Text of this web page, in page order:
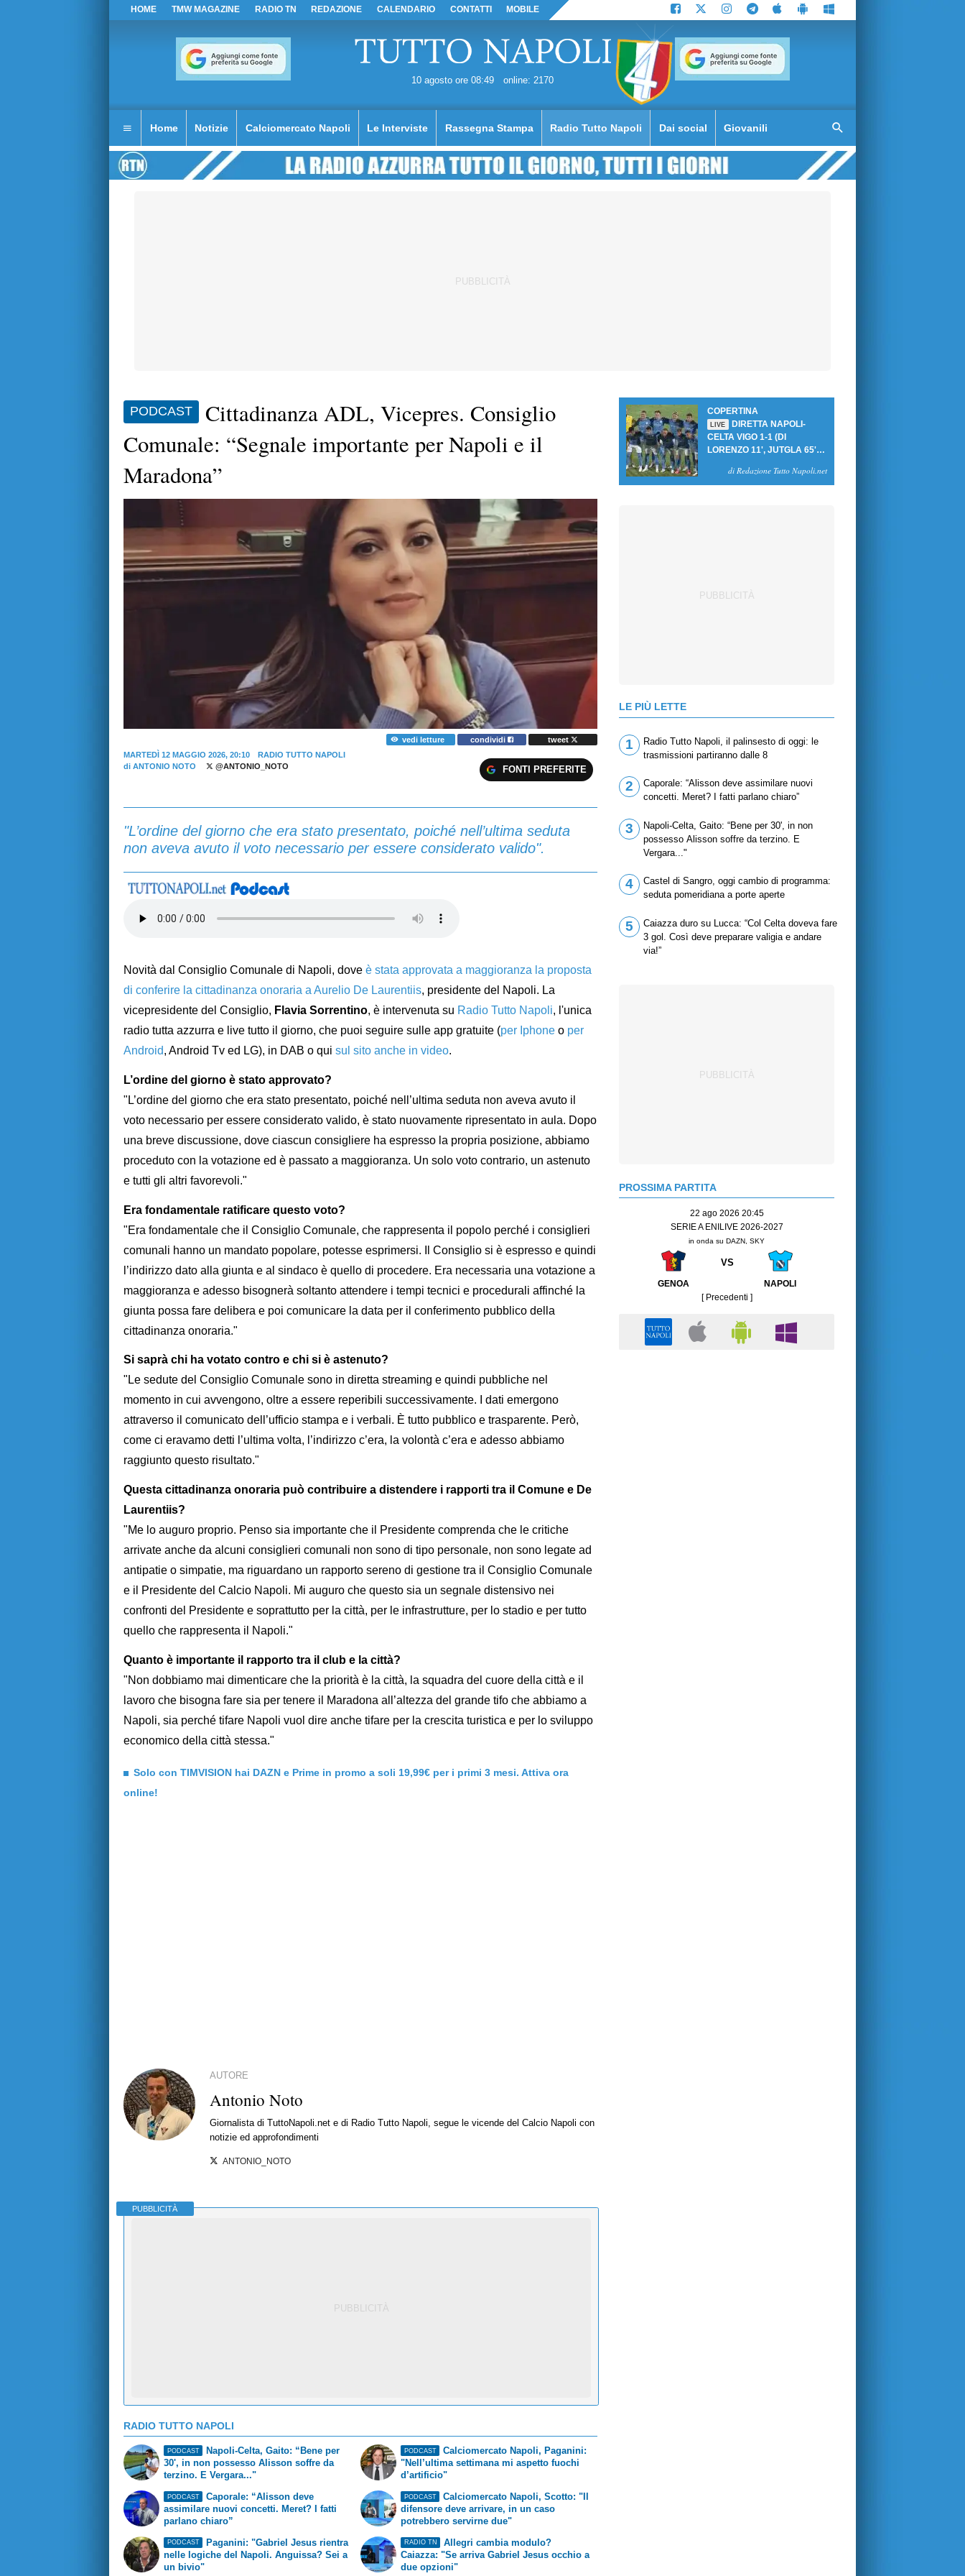
HOME TMW MAGAZINE RADIO TN REDAZIONE CALENDARIO CONTATTI MOBILE
10 agosto ore 08:49 online: 2170
Home Notizie Calciomercato Napoli Le Interviste Rassegna Stampa Radio Tutto Napoli Dai social Giovanili
PODCAST
Cittadinanza ADL, Vicepres. Consiglio
Comunale: “Segnale importante per Napoli e il
Maradona”
vedi letture condividi
tweet
MARTEDÌ 12 MAGGIO 2026, 20:10
RADIO TUTTO NAPOLI
di ANTONIO NOTO @ANTONIO_NOTO FONTI PREFERITE
"L’ordine del giorno che era stato presentato, poiché nell’ultima seduta
non aveva avuto il voto necessario per essere considerato valido".
Novità dal Consiglio Comunale di Napoli, dove è stata approvata a maggioranza la proposta
di conferire la cittadinanza onoraria a Aurelio De Laurentiis, presidente del Napoli. La
vicepresidente del Consiglio, Flavia Sorrentino, è intervenuta su Radio Tutto Napoli, l'unica
radio tutta azzurra e live tutto il giorno, che puoi seguire sulle app gratuite (per Iphone o per
Android, Android Tv ed LG), in DAB o qui sul sito anche in video.
L’ordine del giorno è stato approvato?
"L’ordine del giorno che era stato presentato, poiché nell’ultima seduta non aveva avuto il
voto necessario per essere considerato valido, è stato nuovamente ripresentato in aula. Dopo
una breve discussione, dove ciascun consigliere ha espresso la propria posizione, abbiamo
proceduto con la votazione ed è passato a maggioranza. Un solo voto contrario, un astenuto
e tutti gli altri favorevoli."
Era fondamentale ratificare questo voto?
"Era fondamentale che il Consiglio Comunale, che rappresenta il popolo perché i consiglieri
comunali hanno un mandato popolare, potesse esprimersi. Il Consiglio si è espresso e quindi
l’indirizzo dato alla giunta e al sindaco è quello di procedere. Era necessaria una votazione a
maggioranza e adesso bisognerà soltanto attendere i tempi tecnici e procedurali affinché la
giunta possa fare delibera e poi comunicare la data per il conferimento pubblico della
cittadinanza onoraria."
Si saprà chi ha votato contro e chi si è astenuto?
"Le sedute del Consiglio Comunale sono in diretta streaming e quindi pubbliche nel
momento in cui avvengono, oltre a essere reperibili successivamente. I dati emergono
attraverso il comunicato dell’ufficio stampa e i verbali. È tutto pubblico e trasparente. Però,
come ci eravamo detti l’ultima volta, l’indirizzo c’era, la volontà c’era e adesso abbiamo
raggiunto questo risultato."
Questa cittadinanza onoraria può contribuire a distendere i rapporti tra il Comune e De
Laurentiis?
"Me lo auguro proprio. Penso sia importante che il Presidente comprenda che le critiche
arrivate anche da alcuni consiglieri comunali non sono di tipo personale, non sono legate ad
antipatie o simpatie, ma riguardano un rapporto sereno di gestione tra il Consiglio Comunale
e il Presidente del Calcio Napoli. Mi auguro che questo sia un segnale distensivo nei
confronti del Presidente e soprattutto per la città, per le infrastrutture, per lo stadio e per tutto
quello che rappresenta il Napoli."
Quanto è importante il rapporto tra il club e la città?
"Non dobbiamo mai dimenticare che la priorità è la città, la squadra del cuore della città e il
lavoro che bisogna fare sia per tenere il Maradona all’altezza del grande tifo che abbiamo a
Napoli, sia perché tifare Napoli vuol dire anche tifare per la crescita turistica e per lo sviluppo
economico della città stessa."
Solo con TIMVISION hai DAZN e Prime in promo a soli 19,99€ per i primi 3 mesi. Attiva ora
online!
AUTORE
Antonio Noto
Giornalista di TuttoNapoli.net e di Radio Tutto Napoli, segue le vicende del Calcio Napoli con
notizie ed approfondimenti
ANTONIO_NOTO
PUBBLICITÀ
RADIO TUTTO NAPOLI
PODCAST
Napoli-Celta, Gaito: “Bene per
30', in non possesso Alisson soffre da
terzino. E Vergara..."
PODCAST
Caporale: “Alisson deve
assimilare nuovi concetti. Meret? I fatti
parlano chiaro”
PODCAST
Calciomercato Napoli, Paganini:
"Nell’ultima settimana mi aspetto fuochi
d’artificio"
PODCAST
Calciomercato Napoli, Scotto: "Il
difensore deve arrivare, in un caso
potrebbero servirne due"
PODCAST
Paganini: "Gabriel Jesus rientra
nelle logiche del Napoli. Anguissa? Sei a
un bivio"
RADIO TN
Allegri cambia modulo?
Caiazza: "Se arriva Gabriel Jesus occhio a
due opzioni"
COPERTINA
LIVE
DIRETTA NAPOLI-
CELTA VIGO 1-1 (DI
LORENZO 11', JUTGLA 65'):
BRUYNE NEGA LA
di Redazione Tutto Napoli.net
LE PIÙ LETTE
1
Radio Tutto Napoli, il palinsesto di oggi: le
trasmissioni partiranno dalle 8
2
Caporale: “Alisson deve assimilare nuovi
concetti. Meret? I fatti parlano chiaro”
3
Napoli-Celta, Gaito: “Bene per 30', in non
possesso Alisson soffre da terzino. E
Vergara..."
4
Castel di Sangro, oggi cambio di programma:
seduta pomeridiana a porte aperte
5
Caiazza duro su Lucca: “Col Celta doveva fare
3 gol. Così deve preparare valigia e andare
via!”
PROSSIMA PARTITA
22 ago 2026 20:45
SERIE A ENILIVE 2026-2027
in onda su DAZN, SKY
VS
GENOA
NAPOLI
[ Precedenti ]